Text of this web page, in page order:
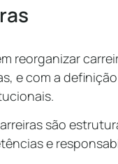
reorganizar
e com a
são
e